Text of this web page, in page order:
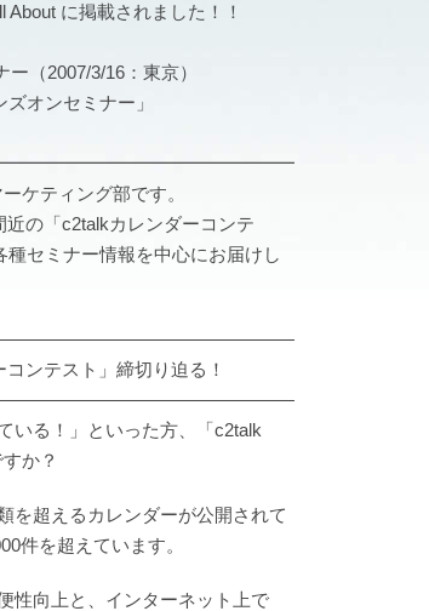
About に掲載されました！！
（2007/3/16：東京）
オンセミナー」
ケティング部です。
の「c2talkカレンダーコンテ
セミナー情報を中心にお届けし
ンテスト」締切り迫る！
いる！」といった方、「c2talk
か？
を超えるカレンダーが公開されて
件を超えています。
性向上と、インターネット上で